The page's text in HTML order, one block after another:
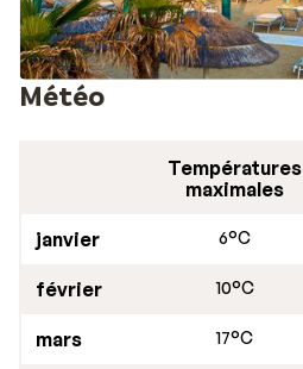
Météo
Températures
maximales
janvier 6°C
février 10°C
mars 17°C